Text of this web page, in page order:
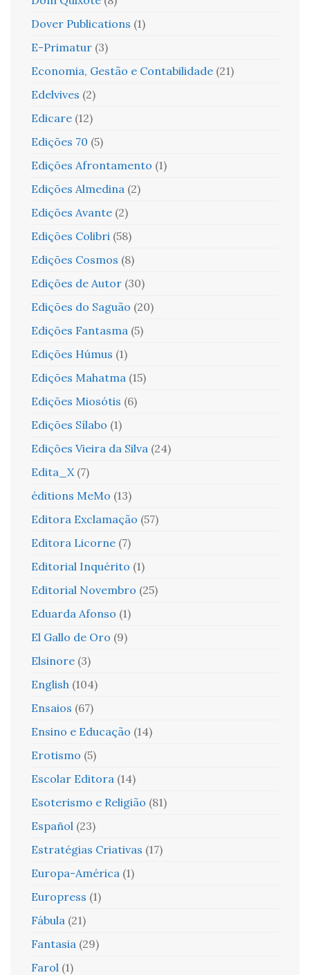
Dover Publications (1)
E-Primatur (3)
Economia, Gestão e Contabilidade (21)
Edelvives (2)
Edicare (12)
Edições 70 (5)
Edições Afrontamento (1)
Edições Almedina (2)
Edições Avante (2)
Edições Colibri (58)
Edições Cosmos (8)
Edições de Autor (30)
Edições do Saguão (20)
Edições Fantasma (5)
Edições Húmus (1)
Edições Mahatma (15)
Edições Miosótis (6)
Edições Sílabo (1)
Edições Vieira da Silva (24)
Edita_X (7)
éditions MeMo (13)
Editora Exclamação (57)
Editora Licorne (7)
Editorial Inquérito (1)
Editorial Novembro (25)
Eduarda Afonso (1)
El Gallo de Oro (9)
Elsinore (3)
English (104)
Ensaios (67)
Ensino e Educação (14)
Erotismo (5)
Escolar Editora (14)
Esoterismo e Religião (81)
Español (23)
Estratégias Criativas (17)
Europa-América (1)
Europress (1)
Fábula (21)
Fantasia (29)
Farol (1)